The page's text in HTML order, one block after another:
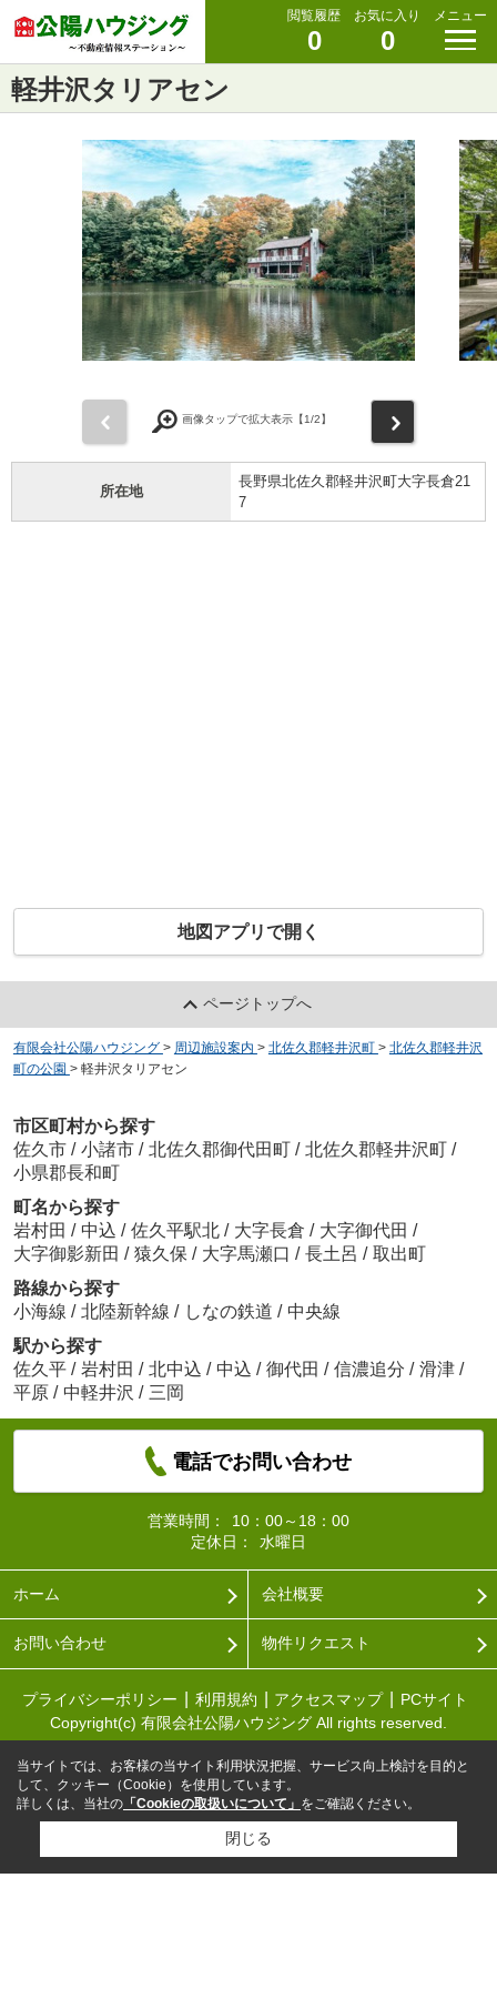
閲覧履歴
0
お気に入り
0
メニュー
軽井沢タリアセン
画像タップで拡大表示【1/2】
所在地
長野県北佐久郡軽井沢町大字長倉21
7
地図アプリで開く
ページトップへ
有限会社公陽ハウジング > 周辺施設案内 > 北佐久郡軽井沢町 > 北佐久郡軽井沢
町の公園 > 軽井沢タリアセン
市区町村から探す
佐久市 / 小諸市 / 北佐久郡御代田町 / 北佐久郡軽井沢町 /
小県郡長和町
町名から探す
岩村田 / 中込 / 佐久平駅北 / 大字長倉 / 大字御代田 /
大字御影新田 / 猿久保 / 大字馬瀬口 / 長土呂 / 取出町
路線から探す
小海線 / 北陸新幹線 / しなの鉄道 / 中央線
駅から探す
佐久平 / 岩村田 / 北中込 / 中込 / 御代田 / 信濃追分 / 滑津 /
平原 / 中軽井沢 / 三岡
電話でお問い合わせ
営業時間：
10：00～18：00
定休日：
水曜日
ホーム 会社概要
お問い合わせ 物件リクエスト
プライバシーポリシー 利用規約 アクセスマップ
PCサイト
Copyright(c) 有限会社公陽ハウジング All rights reserved.
当サイトでは、お客様の当サイト利用状況把握、サービス向上検討を目的と
して、クッキー（Cookie）を使用しています。
詳しくは、当社の 「Cookieの取扱いについて」 をご確認ください。
閉じる